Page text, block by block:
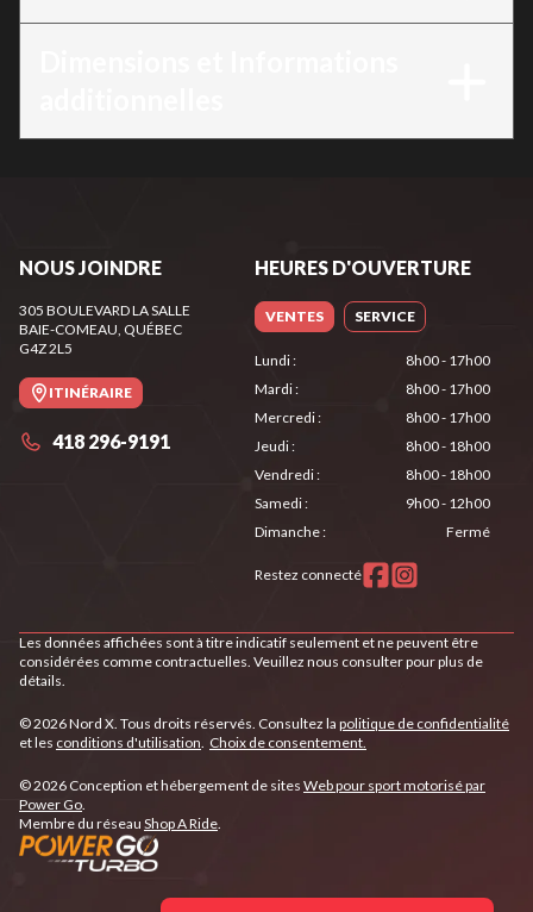
NOUS JOINDRE
305 BOULEVARD LA SALLE
BAIE-COMEAU, QUÉBEC
G4Z 2L5
ITINÉRAIRE
418 296-9191
HEURES D'OUVERTURE
VENTES SERVICE
Lundi:
8h00 - 17h00
Mardi:
8h00 - 17h00
Mercredi:
8h00 - 17h00
Jeudi:
8h00 - 18h00
Vendredi:
8h00 - 18h00
Samedi:
9h00 - 12h00
Dimanche: Fermé
Restez connecté
Les données affichées sont à titre indicatif seulement et ne peuvent être
considérées comme contractuelles. Veuillez nous consulter pour plus de
détails.
© 2026 Nord X. Tous droits réservés. Consultez la politique de confidentialité
et les conditions d'utilisation. Choix de consentement.
© 2026 Conception et hébergement de sites Web pour sport motorisé par
Power Go.
Membre du réseau Shop A Ride.